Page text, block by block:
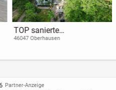
TOP sanierte
Dachgeschosswohnung mit
denkmalgeschützter Villa
46047 Oberhausen
Partner-Anzeige